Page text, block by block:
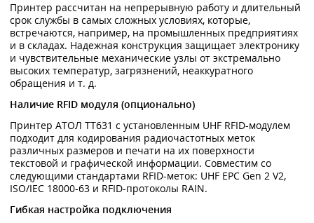
Принтер рассчитан на непрерывную работу и длительный
срок службы в самых сложных условиях, которые,
встречаются, например, на промышленных предприятиях
и в складах. Надежная конструкция защищает электронику
и чувствительные механические узлы от экстремально
высоких температур, загрязнений, неаккуратного
обращения и т. д.
Наличие RFID модуля (опционально)
Принтер АТОЛ ТТ631 с установленным UHF RFID-модулем
подходит для кодирования радиочастотных меток
различных размеров и печати на их поверхности
текстовой и графической информации. Совместим со
следующими стандартами RFID-меток: UHF EPC Gen 2 V2,
ISO/IEC 18000-63 и RFID-протоколы RAIN.
Гибкая настройка подключения